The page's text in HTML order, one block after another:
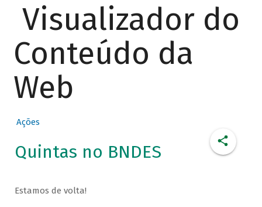
Visualizador do
Conteúdo da
Web
Ações
Quintas no BNDES
Estamos de volta!